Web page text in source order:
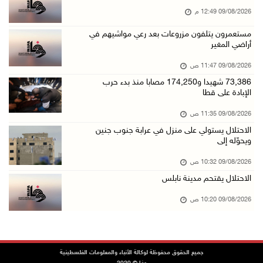
09/آب/2026 10:42 ص
09/آب/2026 10:32 ص
الاحتلال يقتحم مدينة نابلس
09/آب/2026 10:20 ص
09/آب/2026 10:19 ص
وفاة شابة متأثرة بإصابتها جراء حادث سير قرب ج ...
اعتقال مواطنين من بلدة سنجل شمال رام الله
إجلاء آلاف السكان مع اتساع حرائق الغابات غرب ...
09/08/2026 12:49 م
مستعمرون يتلفون مزروعات بعد رعي مواشيهم في
أراضي المغير
09/08/2026 11:47 ص
73,386 شهيدا و174,250 مصابا منذ بدء حرب
الإبادة على قطا
09/08/2026 11:35 ص
الاحتلال يستولي على منزل في عرابة جنوب جنين
ويحوّله إلى
09/08/2026 10:32 ص
الاحتلال يقتحم مدينة نابلس
09/08/2026 10:20 ص
جميع الحقوق محفوظة لوكالة الأنباء والمعلومات الفلسطينية